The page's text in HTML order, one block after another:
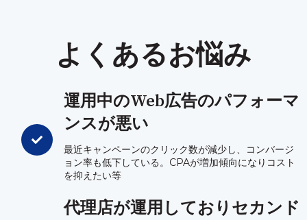
よくあるお悩み
運用中のWeb広告のパフォーマ
ンスが悪い
最近キャンペーンのクリック数が減少し、コンバージ
ョン率も低下している。CPAが増加傾向になりコスト
を抑えたい等
代理店が運用しておりセカンド